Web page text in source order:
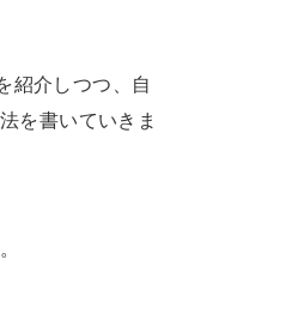
紹介しつつ、自
を書いていきま